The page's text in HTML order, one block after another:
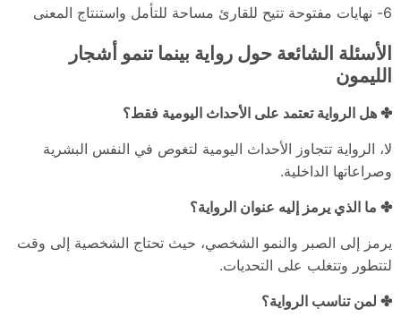
6- نهايات مفتوحة تتيح للقارئ مساحة للتأمل واستنتاج المعنى
الأسئلة الشائعة حول رواية بينما تنمو أشجار
الليمون
✤ هل الرواية تعتمد على الأحداث اليومية فقط؟
لا، الرواية تتجاوز الأحداث اليومية لتغوص في النفس البشرية
وصراعاتها الداخلية.
✤ ما الذي يرمز إليه عنوان الرواية؟
يرمز إلى الصبر والنمو الشخصي، حيث تحتاج الشخصية إلى وقت
لتتطور وتتغلب على التحديات.
✤ لمن تناسب الرواية؟